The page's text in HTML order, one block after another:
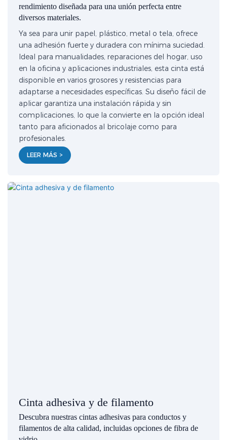
rendimiento diseñada para una unión perfecta entre
diversos materiales.
Ya sea para unir papel, plástico, metal o tela, ofrece
una adhesión fuerte y duradera con mínima suciedad.
Ideal para manualidades, reparaciones del hogar, uso
en la oficina y aplicaciones industriales, esta cinta está
disponible en varios grosores y resistencias para
adaptarse a necesidades específicas. Su diseño fácil de
aplicar garantiza una instalación rápida y sin
complicaciones, lo que la convierte en la opción ideal
tanto para aficionados al bricolaje como para
profesionales.
LEER MÁS >
Cinta adhesiva y de filamento
Descubra nuestras cintas adhesivas para conductos y
filamentos de alta calidad, incluidas opciones de fibra de